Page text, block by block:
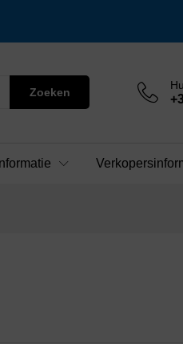
Zoeken